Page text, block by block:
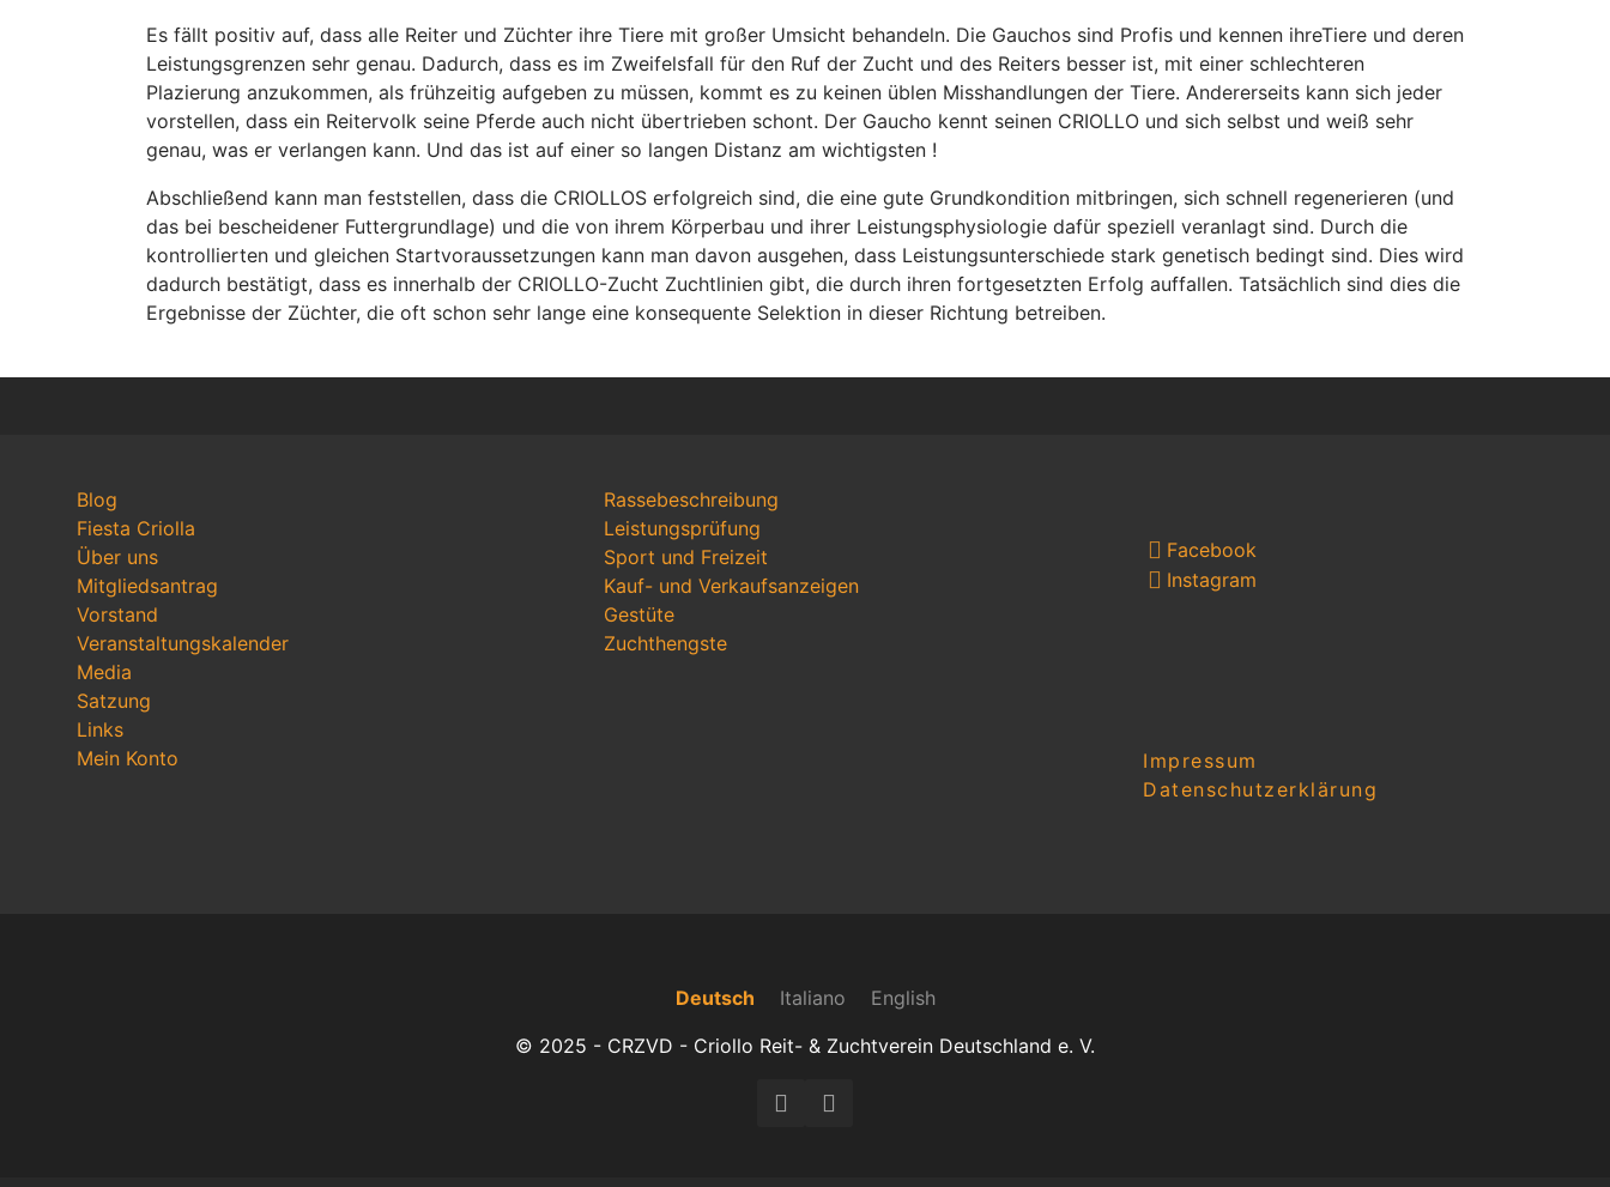
Es fällt positiv auf, dass alle Reiter und Züchter ihre Tiere mit großer Umsicht behandeln. Die Gauchos sind Profis und kennen ihreTiere und deren
Leistungsgrenzen sehr genau. Dadurch, dass es im Zweifelsfall für den Ruf der Zucht und des Reiters besser ist, mit einer schlechteren
Plazierung anzukommen, als frühzeitig aufgeben zu müssen, kommt es zu keinen üblen Misshandlungen der Tiere. Andererseits kann sich jeder
vorstellen, dass ein Reitervolk seine Pferde auch nicht übertrieben schont. Der Gaucho kennt seinen CRIOLLO und sich selbst und weiß sehr
genau, was er verlangen kann. Und das ist auf einer so langen Distanz am wichtigsten !
Abschließend kann man feststellen, dass die CRIOLLOS erfolgreich sind, die eine gute Grundkondition mitbringen, sich schnell regenerieren (und
das bei bescheidener Futtergrundlage) und die von ihrem Körperbau und ihrer Leistungsphysiologie dafür speziell veranlagt sind. Durch die
kontrollierten und gleichen Startvoraussetzungen kann man davon ausgehen, dass Leistungsunterschiede stark genetisch bedingt sind. Dies wird
dadurch bestätigt, dass es innerhalb der CRIOLLO-Zucht Zuchtlinien gibt, die durch ihren fortgesetzten Erfolg auffallen. Tatsächlich sind dies die
Ergebnisse der Züchter, die oft schon sehr lange eine konsequente Selektion in dieser Richtung betreiben.
Blog
Fiesta Criolla
Über uns
Mitgliedsantrag
Vorstand
Veranstaltungskalender
Media
Satzung
Links
Mein Konto
Rassebeschreibung
Leistungsprüfung
Sport und Freizeit
Kauf- und Verkaufsanzeigen
Gestüte
Zuchthengste
Facebook
Instagram
Impressum
Datenschutzerklärung
Deutsch Italiano
English
© 2025 - CRZVD - Criollo Reit- & Zuchtverein Deutschland e. V.
FacebookInstagram